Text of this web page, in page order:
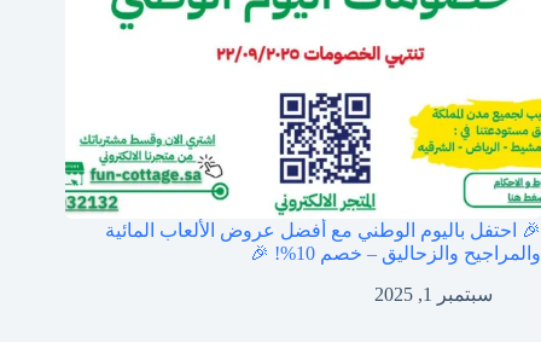
🎉 احتفل باليوم الوطني مع أفضل عروض الألعاب المائية
والمراجيح والزحاليق – خصم 10%! 🎉
سبتمبر 1, 2025